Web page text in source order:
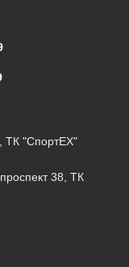
ТК "СпортЕХ"
38, ТК